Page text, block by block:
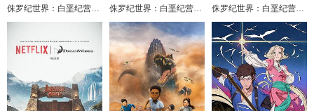
侏罗纪世界：白垩纪营地第五季 侏罗纪世界：白垩纪营地第三季 侏罗纪世界：白垩纪营地第二季